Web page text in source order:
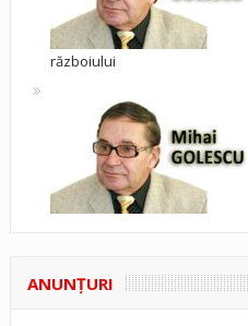
războiului
ANUNŢURI